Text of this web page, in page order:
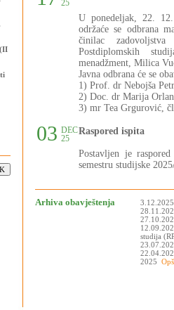
25
U ponedeljak, 22.
održaće se odbrana
činilac
Postdiplomskih
menadžment, Milica
Javna odbrana će se
1) Prof. dr Nebojša
2) Doc. dr Marija
3) mr Tea Grgurović,
03 DEC
25
Raspored ispita
Postavljen je
semestru studijske
Arhiva obavještenja
studija
2025